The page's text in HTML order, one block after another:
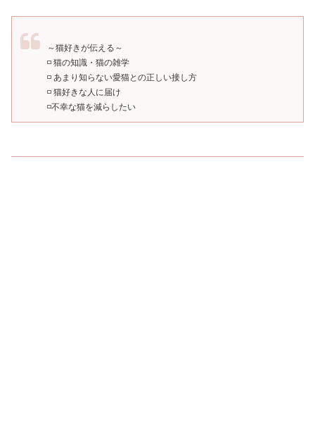
～猫好きが伝える～
◽️ 猫の知識・猫の雑学
◽️ あまり知らない愛猫との正しい接し方
◽️ 猫好きな人に届け
◽️不幸な猫を減らしたい